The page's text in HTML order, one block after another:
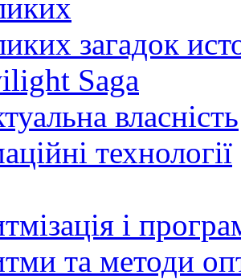
загадок
Saga
влaсність
технології
і
та методи